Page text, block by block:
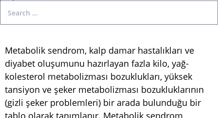
Metabolik sendrom, kalp damar hastalıkları ve
diyabet oluşumunu hazırlayan fazla kilo, yağ-
kolesterol metabolizması bozuklukları, yüksek
tansiyon ve şeker metabolizması bozukluklarının
(gizli şeker problemleri) bir arada bulunduğu bir